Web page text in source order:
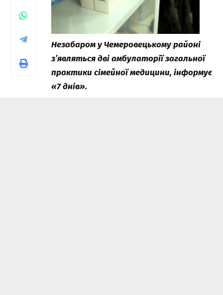
Незабаром у Чемеровецькому районі
з’являться дві амбулаторії загальної
практики сімейної медицини, інформує
«7 днів».